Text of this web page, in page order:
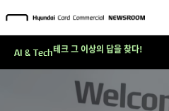
AI & Tech테크 그 이상의 답을 찾다!
현대카드, 스테이블코인 국제송